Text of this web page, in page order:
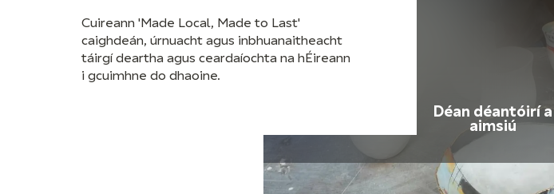
Cuireann 'Made Local, Made to Last'
caighdeán, úrnuacht agus inbhuanaitheacht
táirgí deartha agus ceardaíochta na hÉireann
i gcuimhne do dhaoine.
Déan déantóirí a
aimsiú